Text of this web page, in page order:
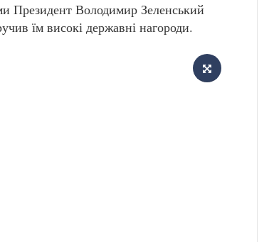
Президент Володимир Зеленський
їм високі державні нагороди.